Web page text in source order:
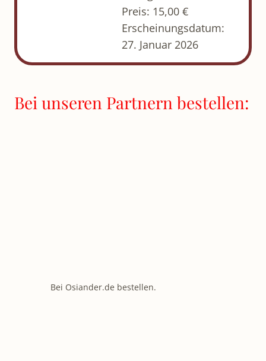
Preis: 15,00 €
Erscheinungsdatum:
27. Januar 2026
Bei unseren Partnern bestellen:
Bei Osiander.de bestellen.